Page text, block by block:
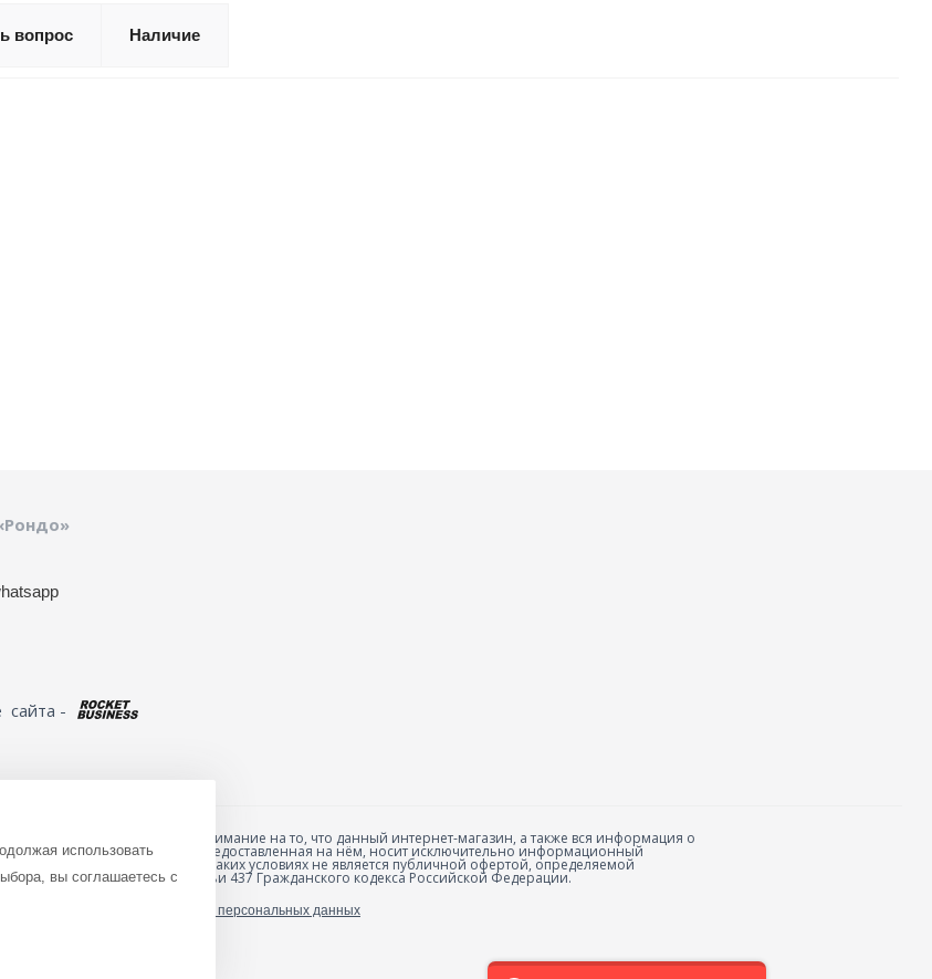
вопрос Наличие
сайта -
и
формы
Обращаем ваше внимание на то, что данный интернет-магазин, а также вся информация о
товарах и ценах, предоставленная на нём, носит исключительно информационный
характер и ни при каких условиях не является публичной офертой, определяемой
положениями Статьи 437 Гражданского кодекса Российской Федерации.
Политика обработки персональных данных
использовать
вы соглашаетесь с